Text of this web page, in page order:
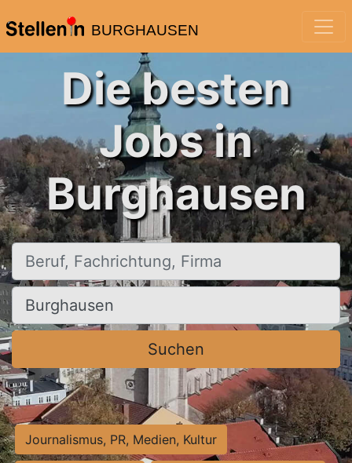
BURGHAUSEN
Die besten
Jobs in
Burghausen
Beruf, Fachrichtung, Firma
Ort, Stadt
Suchen
Journalismus, PR, Medien, Kultur